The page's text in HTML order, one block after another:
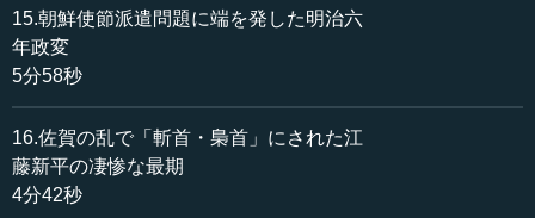
15.朝鮮使節派遣問題に端を発した明治六
年政変
5分58秒
16.佐賀の乱で「斬首・梟首」にされた江
藤新平の凄惨な最期
4分42秒